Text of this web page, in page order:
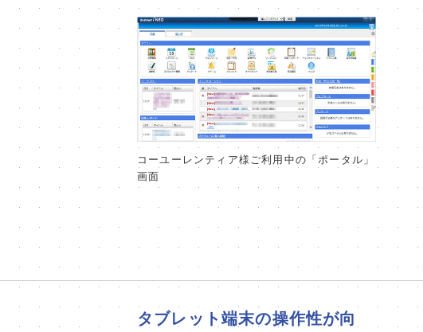
コーユーレンティア様ご利用中の「ポータル」
画面
タブレット端末の操作性が向